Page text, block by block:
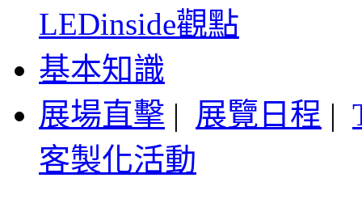
LEDinside觀點
基本知識
展場直擊 | 展覽日程 |
客製化活動